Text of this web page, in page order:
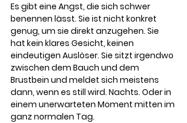
Es gibt eine Angst, die sich schwer
benennen lässt. Sie ist nicht konkret
genug, um sie direkt anzugehen. Sie
hat kein klares Gesicht, keinen
eindeutigen Auslöser. Sie sitzt irgendwo
zwischen dem Bauch und dem
Brustbein und meldet sich meistens
dann, wenn es still wird. Nachts. Oder in
einem unerwarteten Moment mitten im
ganz normalen Tag.